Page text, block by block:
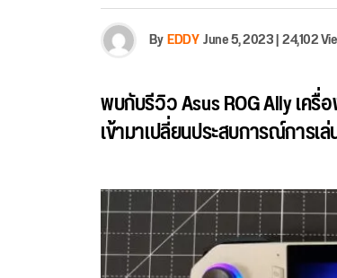
ByEDDYJune 5, 2023|24,102
พบกับรีวิว Asus ROG Ally เครื่
เข้ามาเปลี่ยนประสบการณ์การ